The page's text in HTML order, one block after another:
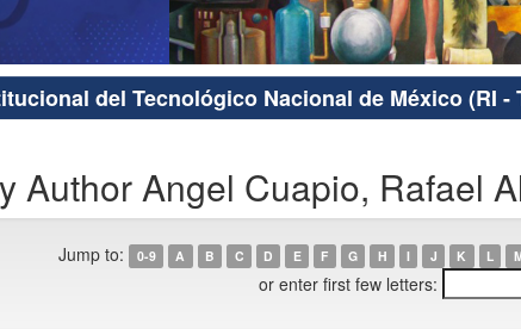
del Tecnológico Nacional de México (RI -
Author Angel Cuapio, Rafael
Jump to: 0-9 A B C D E F G H I J K L
or enter first few letters: